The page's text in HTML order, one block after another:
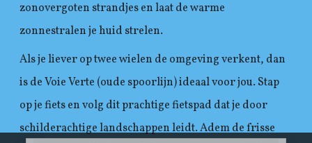
zonovergoten strandjes en laat de warme
zonnestralen je huid strelen.
Als je liever op twee wielen de omgeving verkent, dan
is de Voie Verte (oude spoorlijn) ideaal voor jou. Stap
op je fiets en volg dit prachtige fietspad dat je door
schilderachtige landschappen leidt. Adem de frisse